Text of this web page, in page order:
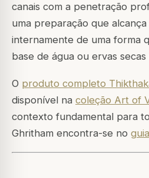
canais com a penetração
uma preparação que
internamente de uma forma
base de água ou ervas
O produto completo
disponível na coleção Art of
contexto fundamental para
Ghritham encontra-se no